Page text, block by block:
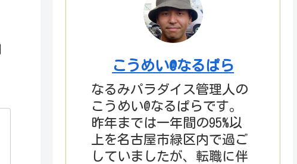
こうめい@なるぱら
なるみパラダイス管理人の
こうめい@なるぱらです。
昨年までは一年間の95%以
上を名古屋市緑区内で過ご
していましたが、転職に伴